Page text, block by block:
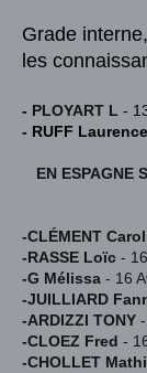
Grade
les
- PLOYART L -
- RUFF Laurence
EN ESPAGNE
-CLÉMENT
-RASSE Loïc -
-G Mélissa - 16
-JUILLIARD
-ARDIZZI TONY
-CLOEZ Fred -
-CHOLLET